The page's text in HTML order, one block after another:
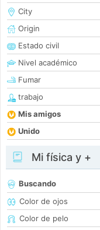
City
Origin
Estado civil
Nivel académico
Fumar
trabajo
Mis amigos
Unido
Mi física y +
Buscando
Color de ojos
Color de pelo